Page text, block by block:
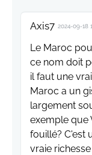
Axis7 2024-09-18
Le Maroc
ce nom doit
il faut une
Maroc a un
largement
exemple que
fouillé? C'est
vraie